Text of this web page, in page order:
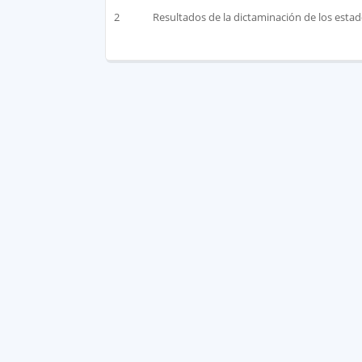
2 Resultados de la dictaminación de los